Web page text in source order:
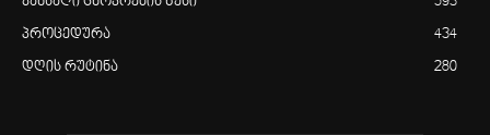
პროცედურა 434
დღის რუტინა 280